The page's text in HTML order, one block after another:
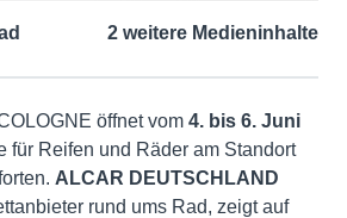
2 weitere Medieninhalte
öffnet vom 4. bis 6. Juni
für Reifen und Räder am Standort
ALCAR DEUTSCHLAND
rund ums Rad, zeigt auf